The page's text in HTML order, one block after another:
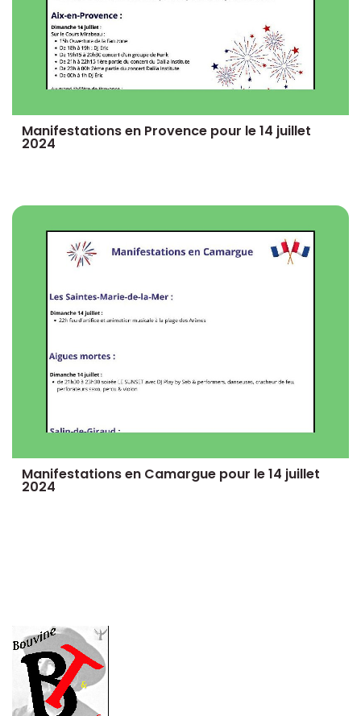
Manifestations en Provence pour le 14 juillet
2024
Manifestations en Camargue pour le 14 juillet
2024